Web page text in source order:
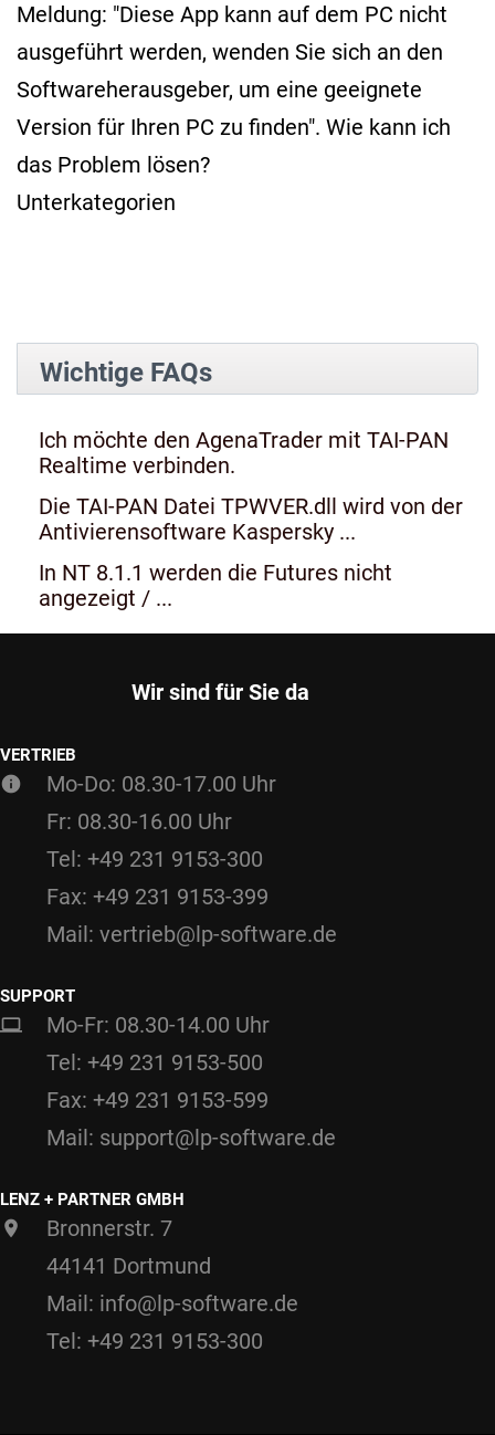
Meldung: "Diese App kann auf dem PC nicht
ausgeführt werden, wenden Sie sich an den
Softwareherausgeber, um eine geeignete
Version für Ihren PC zu finden". Wie kann ich
das Problem lösen?
Unterkategorien
Wichtige FAQs
Ich möchte den AgenaTrader mit TAI-PAN
Realtime verbinden.
Die TAI-PAN Datei TPWVER.dll wird von der
Antivierensoftware Kaspersky ...
In NT 8.1.1 werden die Futures nicht
angezeigt / ...
Wir sind für Sie da
VERTRIEB
Mo-Do: 08.30-17.00 Uhr
Fr: 08.30-16.00 Uhr
Tel: +49 231 9153-300
Fax: +49 231 9153-399
Mail: vertrieb@lp-software.de
SUPPORT
Mo-Fr: 08.30-14.00 Uhr
Tel: +49 231 9153-500
Fax: +49 231 9153-599
Mail: support@lp-software.de
LENZ + PARTNER GMBH
Bronnerstr. 7
44141 Dortmund
Mail: info@lp-software.de
Tel: +49 231 9153-300